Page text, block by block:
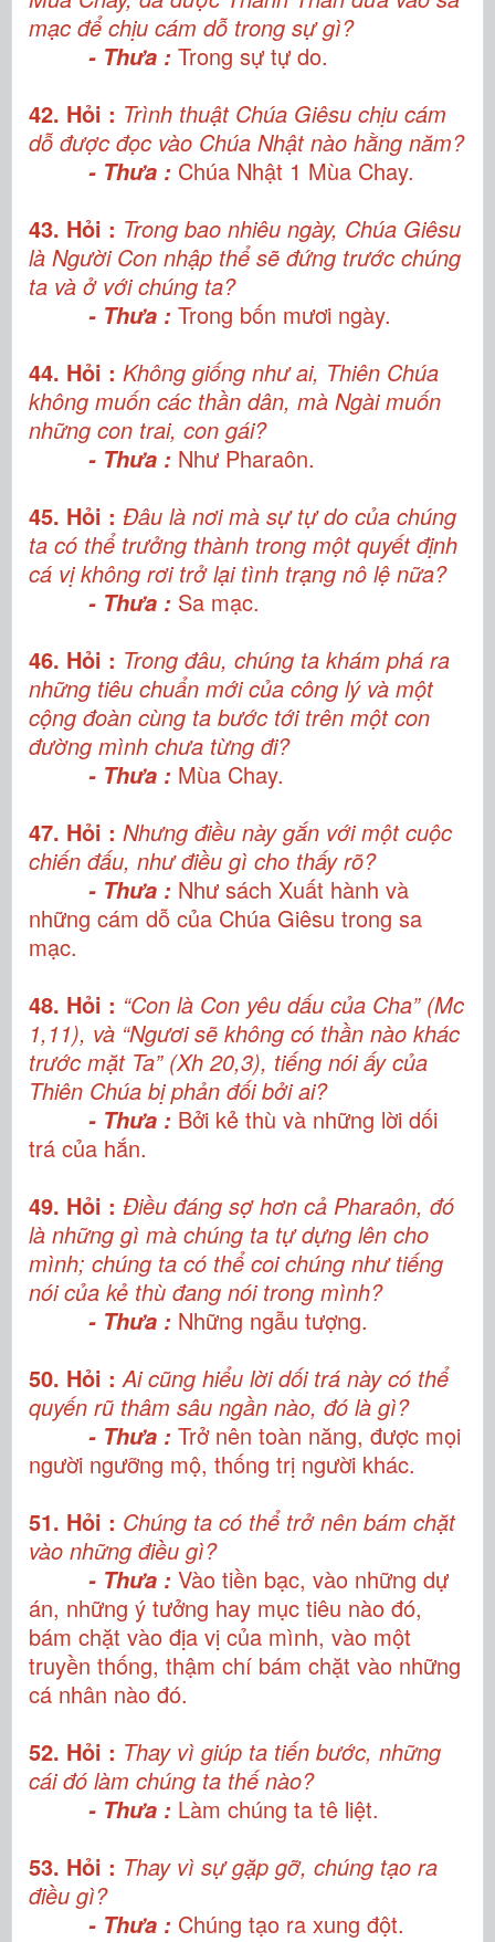
mạc để chịu cám dỗ trong sự gì?
- Thưa : Trong sự tự do.
42. Hỏi : Trình thuật Chúa Giêsu chịu cám
dỗ được đọc vào Chúa Nhật nào hằng năm?
- Thưa : Chúa Nhật 1 Mùa Chay.
43. Hỏi : Trong bao nhiêu ngày, Chúa Giêsu
là Người Con nhập thể sẽ đứng trước chúng
ta và ở với chúng ta?
- Thưa : Trong bốn mươi ngày.
44. Hỏi : Không giống như ai, Thiên Chúa
không muốn các thần dân, mà Ngài muốn
những con trai, con gái?
- Thưa : Như Pharaôn.
45. Hỏi : Đâu là nơi mà sự tự do của chúng
ta có thể trưởng thành trong một quyết định
cá vị không rơi trở lại tình trạng nô lệ nữa?
- Thưa : Sa mạc.
46. Hỏi : Trong đâu, chúng ta khám phá ra
những tiêu chuẩn mới của công lý và một
cộng đoàn cùng ta bước tới trên một con
đường mình chưa từng đi?
- Thưa : Mùa Chay.
47. Hỏi : Nhưng điều này gắn với một cuộc
chiến đấu, như điều gì cho thấy rõ?
- Thưa : Như sách Xuất hành và
những cám dỗ của Chúa Giêsu trong sa
mạc.
48. Hỏi : “Con là Con yêu dấu của Cha” (Mc
1,11), và “Ngươi sẽ không có thần nào khác
trước mặt Ta” (Xh 20,3), tiếng nói ấy của
Thiên Chúa bị phản đối bởi ai?
- Thưa : Bởi kẻ thù và những lời dối
trá của hắn.
49. Hỏi : Điều đáng sợ hơn cả Pharaôn, đó
là những gì mà chúng ta tự dựng lên cho
mình; chúng ta có thể coi chúng như tiếng
nói của kẻ thù đang nói trong mình?
- Thưa : Những ngẫu tượng.
50. Hỏi : Ai cũng hiểu lời dối trá này có thể
quyến rũ thâm sâu ngần nào, đó là gì?
- Thưa : Trở nên toàn năng, được mọi
người ngưỡng mộ, thống trị người khác.
51. Hỏi : Chúng ta có thể trở nên bám chặt
vào những điều gì?
- Thưa : Vào tiền bạc, vào những dự
án, những ý tưởng hay mục tiêu nào đó,
bám chặt vào địa vị của mình, vào một
truyền thống, thậm chí bám chặt vào những
cá nhân nào đó.
52. Hỏi : Thay vì giúp ta tiến bước, những
cái đó làm chúng ta thế nào?
- Thưa : Làm chúng ta tê liệt.
53. Hỏi : Thay vì sự gặp gỡ, chúng tạo ra
điều gì?
- Thưa : Chúng tạo ra xung đột.